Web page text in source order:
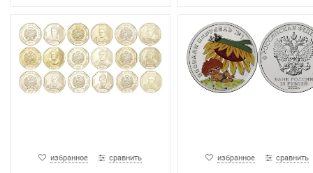
избранное сравнить избранное сравнить